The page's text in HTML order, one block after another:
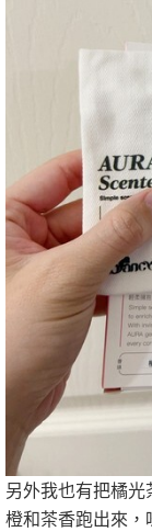
另外我也有把橘
橙和茶香跑出來